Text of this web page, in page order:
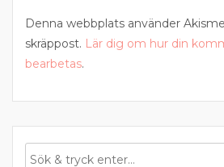
Denna webbplats använder
skräppost. Lär dig om hur din
bearbetas.